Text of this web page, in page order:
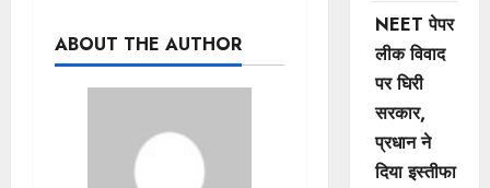
ABOUT THE AUTHOR
NEET पेपर
लीक विवाद
पर घिरी
सरकार,
प्रधान ने
दिया इस्तीफा